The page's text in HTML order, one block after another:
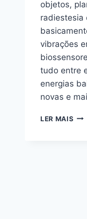
objetos,
radiestesia
vibrações
tudo entre
energias
novas e
LER MAIS